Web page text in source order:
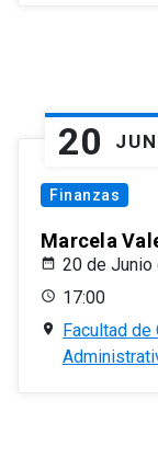
20 JUN
Finanzas
Marcela
20 de Junio
17:00
Facultad de